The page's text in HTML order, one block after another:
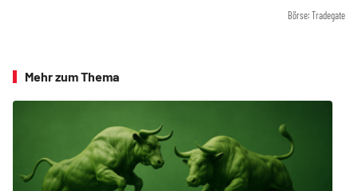
Börse: Tradegate
Mehr zum Thema